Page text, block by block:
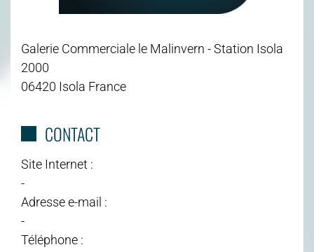
Galerie Commerciale le Malinvern - Station Isola
2000
06420 Isola France
CONTACT
Site Internet :
-
Adresse e-mail :
-
Téléphone :